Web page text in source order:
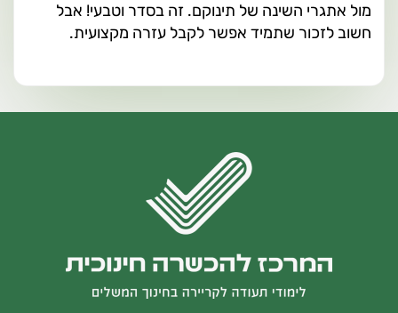
מול אתגרי השינה של תינוקם. זה בסדר וטבעי! אבל
חשוב לזכור שתמיד אפשר לקבל עזרה מקצועית.